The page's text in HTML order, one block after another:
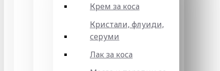
Крем за коса
Кристали, флуиди,
серуми
Лак за коса